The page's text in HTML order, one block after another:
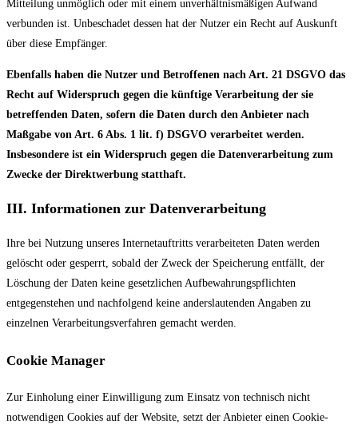
Mitteilung unmöglich oder mit einem unverhältnismäßigen Aufwand
verbunden ist. Unbeschadet dessen hat der Nutzer ein Recht auf Auskunft
über diese Empfänger.
Ebenfalls haben die Nutzer und Betroffenen nach Art. 21 DSGVO das
Recht auf Widerspruch gegen die künftige Verarbeitung der sie
betreffenden Daten, sofern die Daten durch den Anbieter nach
Maßgabe von Art. 6 Abs. 1 lit. f) DSGVO verarbeitet werden.
Insbesondere ist ein Widerspruch gegen die Datenverarbeitung zum
Zwecke der Direktwerbung statthaft.
III. Informationen zur Datenverarbeitung
Ihre bei Nutzung unseres Internetauftritts verarbeiteten Daten werden
gelöscht oder gesperrt, sobald der Zweck der Speicherung entfällt, der
Löschung der Daten keine gesetzlichen Aufbewahrungspflichten
entgegenstehen und nachfolgend keine anderslautenden Angaben zu
einzelnen Verarbeitungsverfahren gemacht werden.
Cookie Manager
Zur Einholung einer Einwilligung zum Einsatz von technisch nicht
notwendigen Cookies auf der Website, setzt der Anbieter einen Cookie-